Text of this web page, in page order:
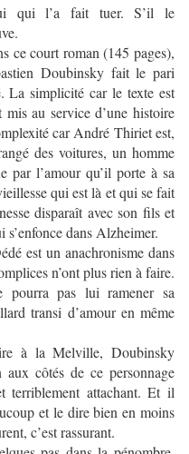
qui l’a fait tuer. S’il le
ce court roman (145 pages),
Doubinsky fait le pari
La simplicité car le texte est
au service d’une histoire
car André Thiriet est,
des voitures, un homme
par l’amour qu’il porte à sa
qui est là et qui se fait
disparaît avec son fils et
s’enfonce dans Alzheimer.
est un anachronisme dans
n’ont plus rien à faire.
pourra pas lui ramener sa
transi d’amour en même
à la Melville, Doubinsky
côtés de ce personnage
terriblement attachant. Et il
et le dire bien en moins
c’est rassurant.